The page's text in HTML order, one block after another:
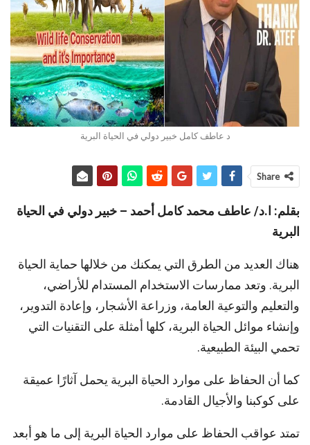
د عاطف كامل خبير دولي في الحياة البرية
Share
بقلم: ا.د/ عاطف محمد كامل أحمد – خبير دولي في الحياة
البرية
هناك العديد من الطرق التي يمكنك من خلالها حماية الحياة
البرية. وتعد ممارسات الاستخدام المستدام للأراضي،
والتعليم والتوعية العامة، وزراعة الأشجار، وإعادة التدوير،
وإنشاء موائل الحياة البرية، كلها أمثلة على التقنيات التي
تحمي البيئة الطبيعية.
كما أن الحفاظ على موارد الحياة البرية يحمل آثارًا عميقة
على كوكبنا والأجيال القادمة.
تمتد عواقب الحفاظ على موارد الحياة البرية إلى ما هو أبعد